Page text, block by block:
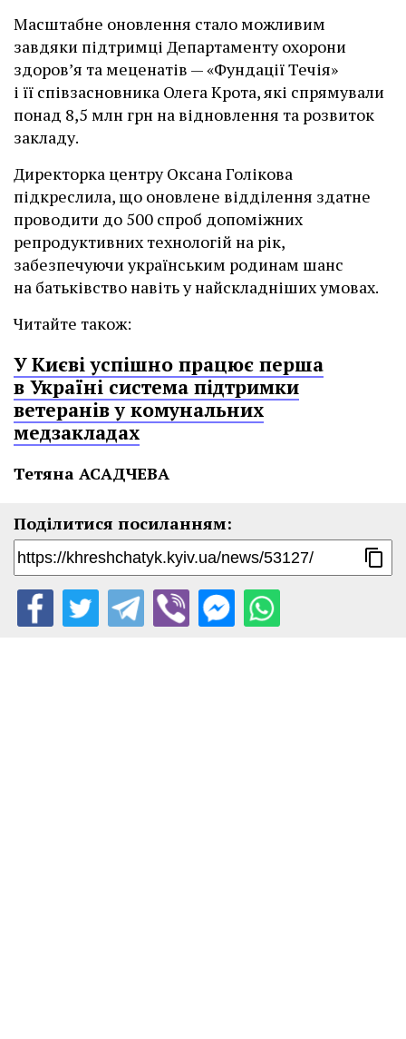
Масштабне оновлення стало можливим
завдяки підтримці Департаменту охорони
здоров’я та меценатів — «Фундації Течія»
і її співзасновника Олега Крота, які спрямували
понад 8,5 млн грн на відновлення та розвиток
закладу.
Директорка центру Оксана Голікова
підкреслила, що оновлене відділення здатне
проводити до 500 спроб допоміжних
репродуктивних технологій на рік,
забезпечуючи українським родинам шанс
на батьківство навіть у найскладніших умовах.
Читайте також:
У Києві успішно працює перша
в Україні система підтримки
ветеранів у комунальних
медзакладах
Тетяна АСАДЧЕВА